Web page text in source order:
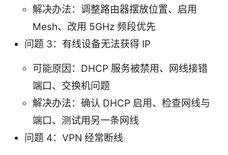
解决办法：调整路由器摆放位置、启用
Mesh、改用 5GHz 频段优先
问题 3：有线设备无法获得 IP
可能原因：DHCP 服务被禁用、网线接错
端口、交换机问题
解决办法：确认 DHCP 启用、检查网线与
端口、测试用另一条网线
问题 4：VPN 经常断线